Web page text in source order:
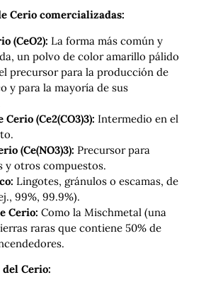
Cerio comercializadas:
(CeO2​): La forma más común y
un polvo de color amarillo pálido
precursor para la producción de
y para la mayoría de sus
(Ce2​(CO3​)3​): Intermedio en el
(Ce(NO3​)3​): Precursor para
y otros compuestos.
Lingotes, gránulos o escamas, de
99%, 99.9%).
Cerio: Como la Mischmetal (una
raras que contiene 50% de
Cerio: